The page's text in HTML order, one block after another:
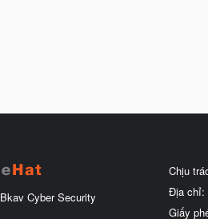
Bkav Cyber Security
Chịu
Địa chỉ:
Giấy